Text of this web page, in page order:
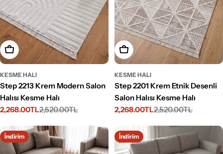
Seçenekleri Belirleyin
KESME HALI
Step 2213 Krem Modern Salon
Halısı Kesme Halı
İndirimli
2,268.00TL
Normal
2,520.00TL
Seçenekleri Belirleyin
KESME HALI
Step 2201 Krem Etnik Desenli
Salon Halısı Kesme Halı
İndirimli
2,268.00TL
Normal
2,520.00TL
İndirim İndirim